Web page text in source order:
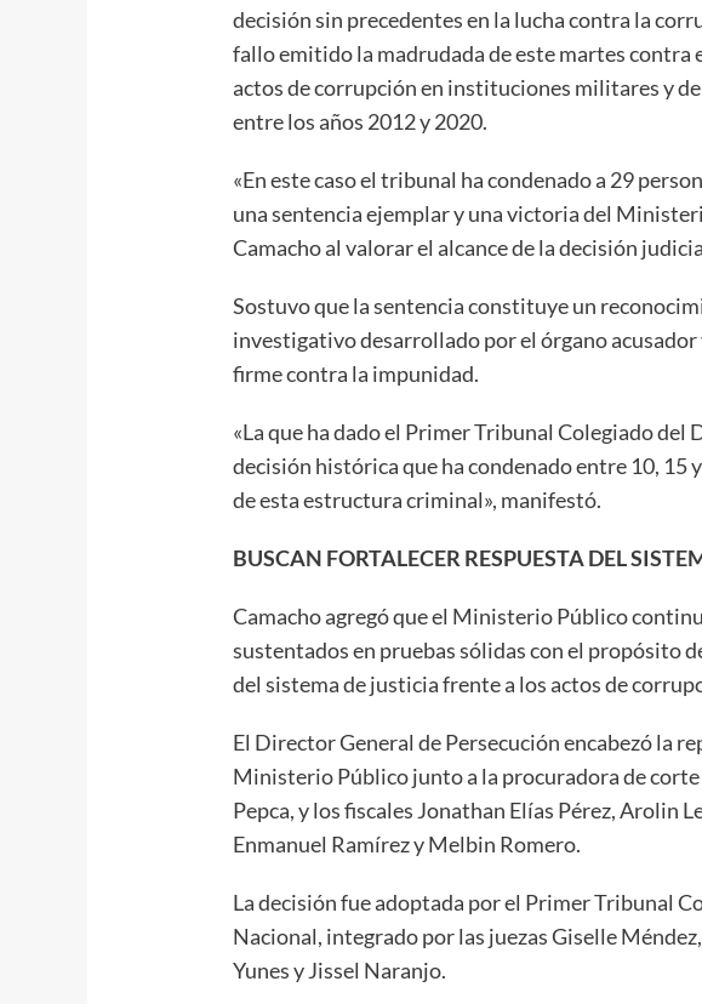
decisión sin precedentes en la lucha contra la
fallo emitido la madrudada de este martes contra
actos de corrupción en instituciones militares y
entre los años 2012 y 2020.
«En este caso el tribunal ha condenado a 29
una sentencia ejemplar y una victoria del
Camacho al valorar el alcance de la decisión
Sostuvo que la sentencia constituye un
investigativo desarrollado por el órgano acusador
firme contra la impunidad.
«La que ha dado el Primer Tribunal Colegiado del
decisión histórica que ha condenado entre 10, 15
de esta estructura criminal», manifestó.
BUSCAN FORTALECER RESPUESTA DEL
Camacho agregó que el Ministerio Público
sustentados en pruebas sólidas con el propósito
del sistema de justicia frente a los actos de
El Director General de Persecución encabezó la
Ministerio Público junto a la procuradora de
Pepca, y los fiscales Jonathan Elías Pérez, Arolin
Enmanuel Ramírez y Melbin Romero.
La decisión fue adoptada por el Primer Tribunal
Nacional, integrado por las juezas Giselle
Yunes y Jissel Naranjo.